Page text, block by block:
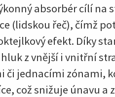
absorbér cílí na
(lidskou řeč), čímž
efekt. Díky
z vnější i vnitřní
či jednacími zónami,
což snižuje únavu a